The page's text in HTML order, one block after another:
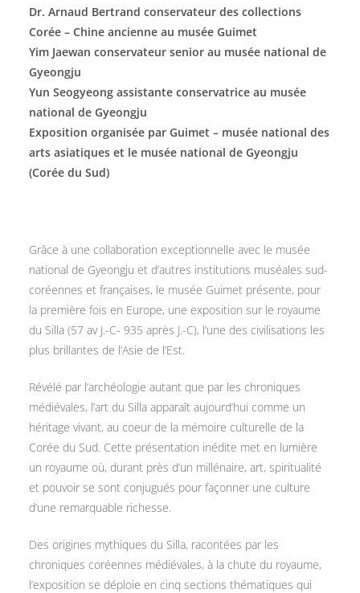
Dr. Arnaud Bertrand conservateur des collections
Corée – Chine ancienne au musée Guimet
Yim Jaewan conservateur senior au musée national de
Gyeongju
Yun Seogyeong assistante conservatrice au musée
national de Gyeongju
Exposition organisée par Guimet – musée national des
arts asiatiques et le musée national de Gyeongju
(Corée du Sud)
Grâce à une collaboration exceptionnelle avec le musée
national de Gyeongju et d’autres institutions muséales sud-
coréennes et françaises, le musée Guimet présente, pour
la première fois en Europe, une exposition sur le royaume
du Silla (57 av J.-C- 935 après J.-C), l’une des civilisations les
plus brillantes de l’Asie de l’Est.
Révélé par l’archéologie autant que par les chroniques
médiévales, l’art du Silla apparaît aujourd’hui comme un
héritage vivant, au coeur de la mémoire culturelle de la
Corée du Sud. Cette présentation inédite met en lumière
un royaume où, durant près d’un millénaire, art, spiritualité
et pouvoir se sont conjugués pour façonner une culture
d’une remarquable richesse.
Des origines mythiques du Silla, racontées par les
chroniques coréennes médiévales, à la chute du royaume,
l’exposition se déploie en cinq sections thématiques qui